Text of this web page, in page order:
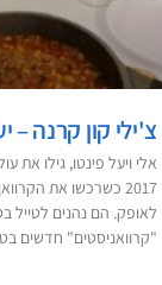
צ'ילי קון קרנה –
אלי ויעל פינטו, גילו את
2017 כשרכשו את
לאופק. הם נהנים לטייל
"קרוואניסטים" חדשים